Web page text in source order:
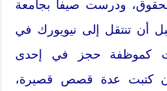
ودرست صيفا بجامعة
أن تنتقل إلى نيويورك في
عملت كموظفة حجز في إحدى
كتبت عدة قصص قصيرة،